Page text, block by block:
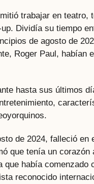
trabajar en
Dividía su tiempo
de agosto de
Roger Paul, habían
hasta sus últimos
de 2024, falleció
que tenía un
que había
reconocido